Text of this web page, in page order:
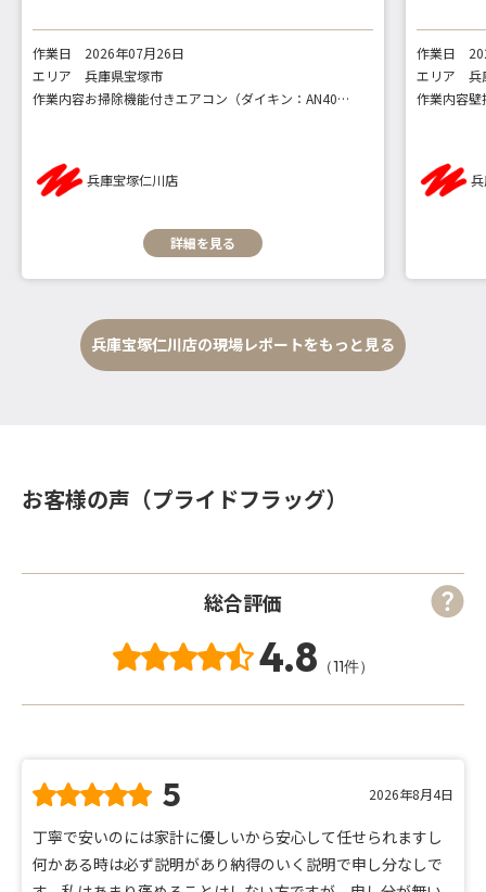
作業日
2026年07月26日
エリア
兵庫県宝塚市
作業内容
お掃除機能付きエアコン（ダイキン：AN40ZAPK-W）
兵庫宝塚仁川店
詳細を見る
作業日
エリア
兵
作業内容
兵庫宝塚仁川店の現場レポートをもっと見る
お客様の声（プライドフラッグ）
総合評価
4.8 （11件）
5 2026年8月4日
丁寧で安いのには家計に優しいから安心して任せられますし
何かある時は必ず説明があり納得のいく説明で申し分なしで